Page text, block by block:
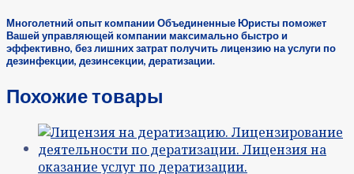
Многолетний опыт компании Объединенные Юристы поможет
Вашей управляющей компании максимально быстро и
эффективно, без лишних затрат получить лицензию на услуги по
дезинфекции, дезинсекции, дератизации.
Похожие товары